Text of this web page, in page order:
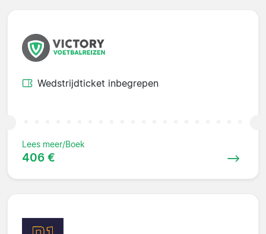
Wedstrijdticket inbegrepen
Lees meer/Boek
406 €